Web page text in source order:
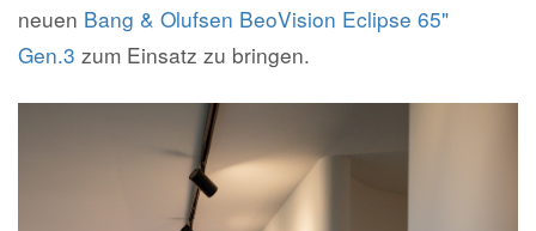
neuen Bang & Olufsen BeoVision Eclipse 65"
Gen.3 zum Einsatz zu bringen.